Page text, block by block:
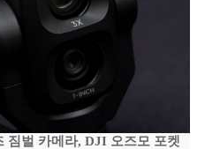
짐벌 카메라, DJI 오즈모 포켓